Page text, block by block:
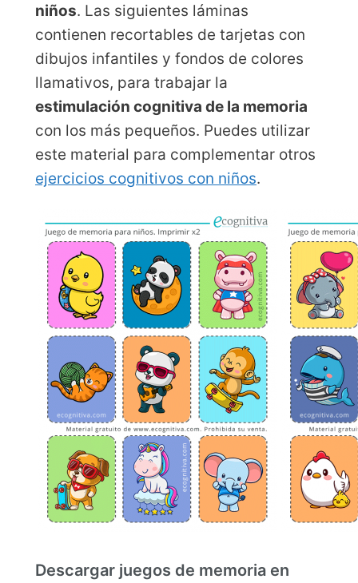
niños. Las siguientes láminas
contienen recortables de tarjetas con
dibujos infantiles y fondos de colores
llamativos, para trabajar la
estimulación cognitiva de la memoria
con los más pequeños. Puedes utilizar
este material para complementar otros
ejercicios cognitivos con niños.
Descargar juegos de memoria en